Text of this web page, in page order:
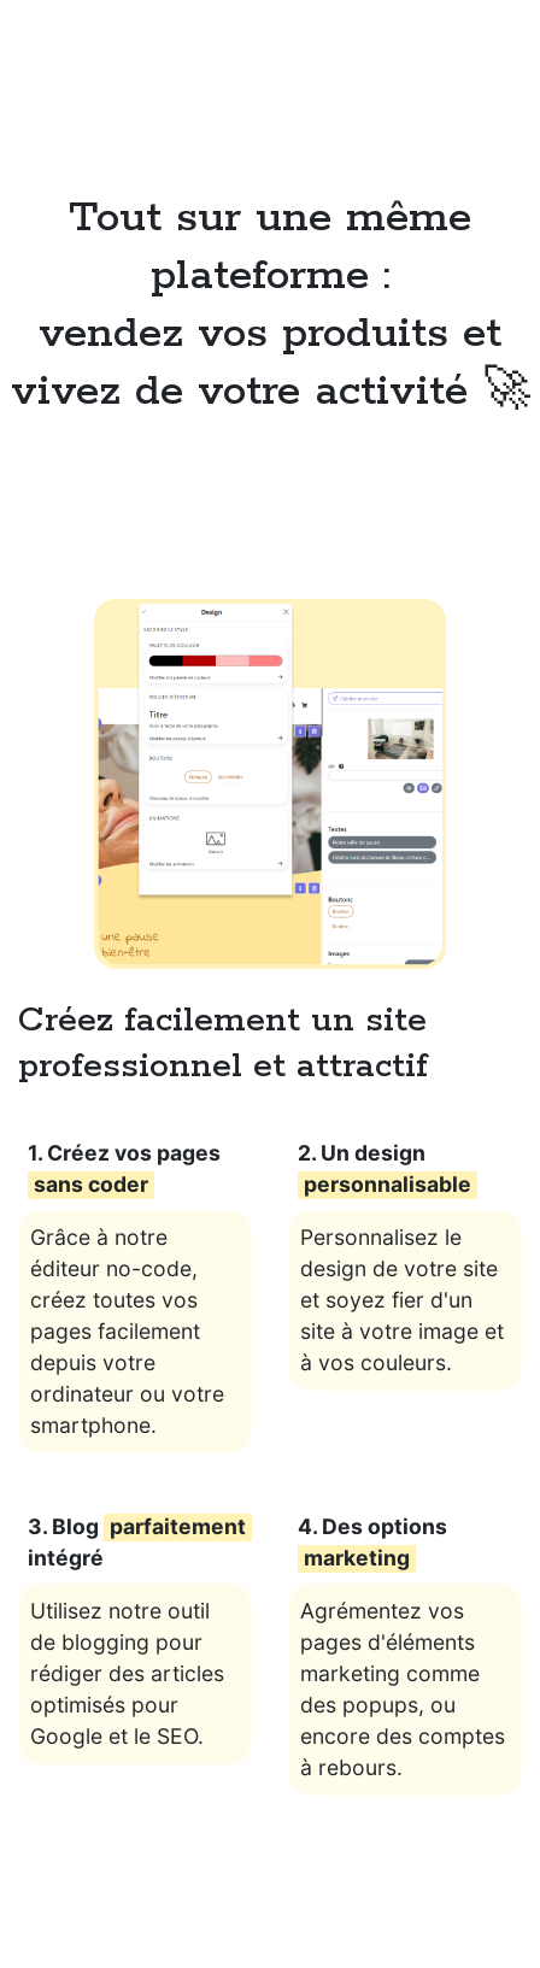
Tout sur une même
plateforme :
vendez vos produits et
vivez de votre activité 🚀
Créez facilement un site
professionnel et attractif
1. Créez vos pages
sans coder
Grâce à notre
éditeur no-code,
créez toutes vos
pages facilement
depuis votre
ordinateur ou votre
smartphone.
2. Un design
personnalisable
Personnalisez le
design de votre site
et soyez fier d'un
site à votre image et
à vos couleurs.
3. Blog parfaitement
intégré
Utilisez notre outil
de blogging pour
rédiger des articles
optimisés pour
Google et le SEO.
4. Des options
marketing
Agrémentez vos
pages d'éléments
marketing comme
des popups, ou
encore des comptes
à rebours.